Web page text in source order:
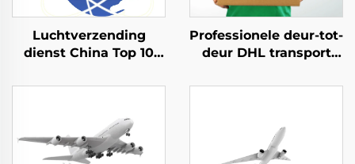
Luchtverzending
dienst China Top 10
Goedkope verzending
Vrachtvervoerder
Deur-tot-deur
Professionele deur-tot-
deur DHL transport
dropshipping
verzendagent